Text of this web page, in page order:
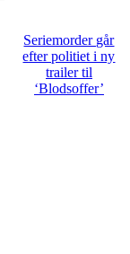
Seriemorder går
efter politiet i ny
trailer til
‘Blodsoffer’